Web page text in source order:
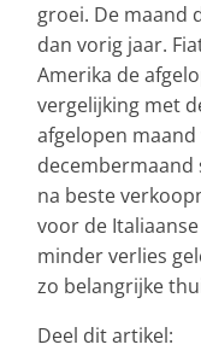
groei. De maand
dan vorig jaar.
Amerika de
vergelijking met
afgelopen
decembermaand
na beste
voor de
minder verlies
zo belangrijke
Deel dit artikel: